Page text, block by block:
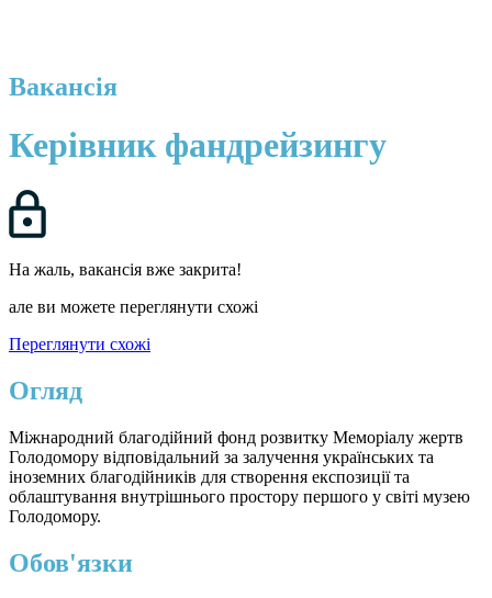
Вакансія
Керівник фандрейзингу
На жаль, вакансія вже закрита!
але ви можете переглянути схожі
Переглянути схожі
Огляд
Міжнародний благодійний фонд розвитку Меморіалу жертв
Голодомору відповідальний за залучення українських та
іноземних благодійників для створення експозиції та
облаштування внутрішнього простору першого у світі музею
Голодомору.
Обов'язки